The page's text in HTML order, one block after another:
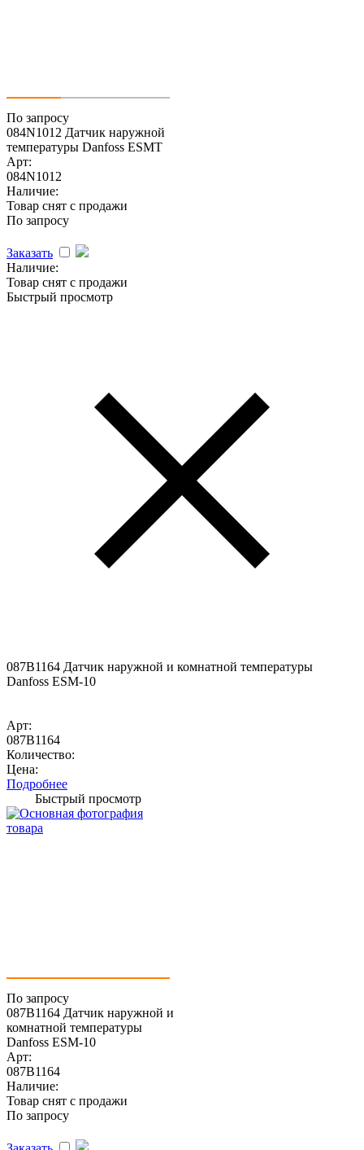
По запросу
084N1012 Датчик наружной
температуры Danfoss ESMT
Арт:
084N1012
Наличие:
Товар снят с продажи
По запросу
Заказать
Наличие:
Товар снят с продажи
Быстрый просмотр
087B1164 Датчик наружной и комнатной температуры
Danfoss ESM-10
Арт:
087B1164
Количество:
Цена:
Подробнее
Быстрый просмотр
По запросу
087B1164 Датчик наружной и
комнатной температуры
Danfoss ESM-10
Арт:
087B1164
Наличие:
Товар снят с продажи
По запросу